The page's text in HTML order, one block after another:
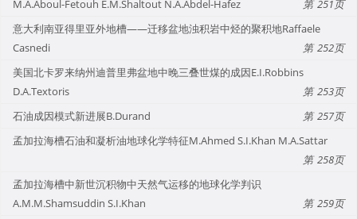
M.A.Aboul-Fetouh E.M.Shaltout N.A.Abdel-Hafez
251
意大利南亚得里亚外地槽——迁移盆地浊积岩中烃的聚积地Raffaele
Casnedi
252
美国北卡罗来纳州迪普里弗盆地中晚三叠世煤的成因E.I.Robbins
D.A.Textoris
253
石油成因模式新进展B.Durand
257
孟加拉海槽石油和凝析油地球化学特征M.Ahmed S.I.Khan M.A.Sattar
258
孟加拉海槽中新世沉积物中天然气运移的地球化学判识
A.M.M.Shamsuddin S.I.Khan
259